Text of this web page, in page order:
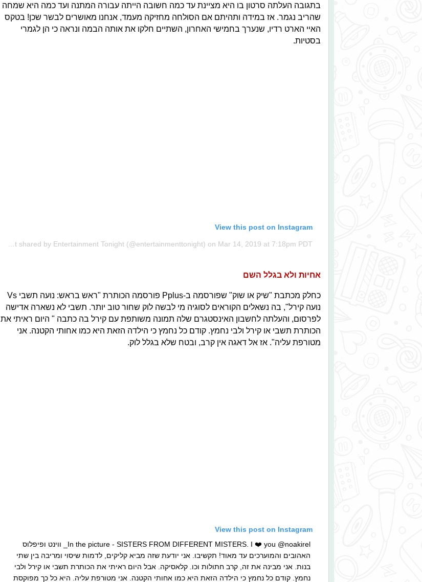
בתגובה העלתה סרטון בו היא מציינת עד כמה חשובה הייתה עבורה המתנה ועד כמה היא שמחה
שהריב נגמר. אז במידה ותהיתם אם הסולחה מחזיקה מעמד, אנחנו מאושרים לבשר שכן! בטקס
האיי הארט רדיו, שנערך בחמישי האחרון, השתיים חלקו את אותה הבמה ונראה כי הן לגמרי
בסטיות.
View this post on Instagram
on Mar 14, 2019 at 7:18pm PDT
אחיות ולא בגלל השם
כחלק מכתבת "שיק או שוק" שפורסמה ב-Pplus פורסמה הכותרת " ראש בראש: נועה תשבי Vs
נועה קירל", בה נשאלים הקוראים לסוגיה מי לבשה לוק שחור טוב יותר. תשבי לא נשארה אדישה
לפרסום, והעלתה לחשבון האינסטגרם שלה תמונה משותפת עם קירל בה כתבה " היום ראיתי את
הכותרת תשבי או קירל ולבי נחמץ. קודם כל נחמץ כי הילדה הזאת היא כמו אחותי הקטנה. אני
מטורפת עליה". אז אל דאגה אין קרב, ובטח שלא בגלל לוק.
View this post on Instagram
In the picture - SISTERS FROM DIFFERENT MISTERS. I ❤️ you @noakirel_ ווינט ופיפלוס
האהובים והמוערכים עד מאוד! תקשיבו. אני יודעת שזה מביא קליקים, לדמות שיסוי ומריבה בין שתי
בנות. אני מבינה את זה, קרב חתולות וכו. קלאסיקה. אבל היום ראיתי את הכותרת תשבי או קירל ולבי
נחמץ. קודם כל נחמץ כי הילדה הזאת היא כמו אחותי הקטנה. אני מטורפת עליה. היא כל כך מפוקסת